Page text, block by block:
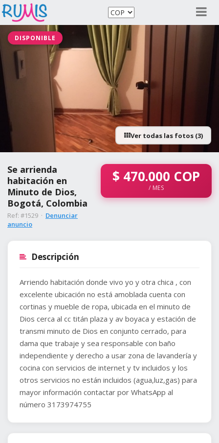
DISPONIBLE
Ver todas las fotos (3)
Se arrienda
habitación en
Minuto de Dios,
Bogotá, Colombia
Ref: #1529 · Denunciar
anuncio
$ 470.000 COP
/ MES
Descripción
Arriendo habitación donde vivo yo y otra chica , con
excelente ubicación no está amoblada cuenta con
cortinas y mueble de ropa, ubicada en el minuto de
Dios cerca al cc titán plaza y av boyaca y estación de
transmi minuto de Dios en conjunto cerrado, para
dama que trabaje y sea responsable con baño
independiente y derecho a usar zona de lavandería y
cocina con servicios de internet y tv incluidos y los
otros servicios no están incluidos (agua,luz,gas) para
mayor información contactar por WhatsApp al
número 3173974755